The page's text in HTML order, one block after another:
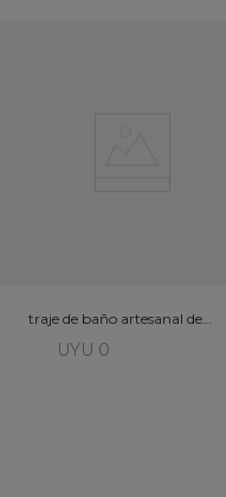
traje de baño artesanal de
UYU 0